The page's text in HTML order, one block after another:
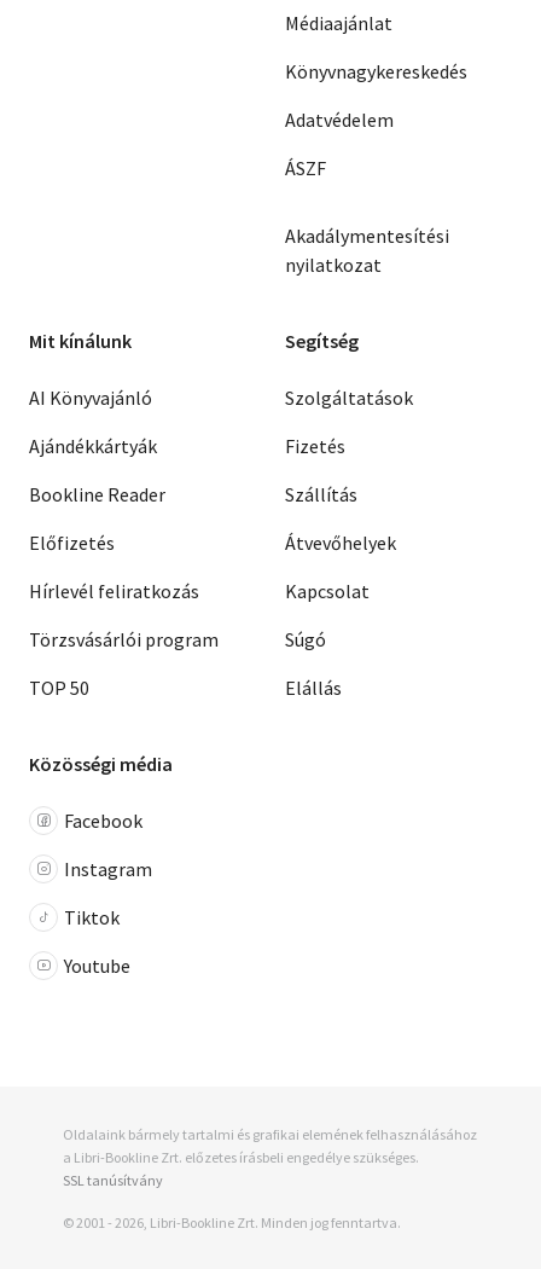
Médiaajánlat
Könyvnagykereskedés
Adatvédelem
ÁSZF
Akadálymentesítési
nyilatkozat
Mit kínálunk
AI Könyvajánló
Ajándékkártyák
Bookline Reader
Előfizetés
Hírlevél feliratkozás
Törzsvásárlói program
TOP 50
Segítség
Szolgáltatások
Fizetés
Szállítás
Átvevőhelyek
Kapcsolat
Súgó
Elállás
Közösségi média
Facebook
Instagram
Tiktok
Youtube
Oldalaink bármely tartalmi és grafikai elemének felhasználásához
a Libri-Bookline Zrt. előzetes írásbeli engedélye szükséges.
SSL tanúsítvány
© 2001 - 2026, Libri-Bookline Zrt. Minden jog fenntartva.